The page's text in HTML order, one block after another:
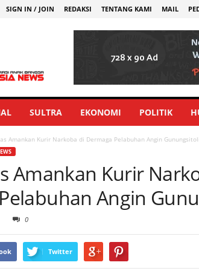
SIGN IN / JOIN REDAKSI TENTANG KAMI MAIL
SULTRA EKONOMI POLITIK
Amankan Kurir Narkoba di Dermaga Pelabuhan Angin Gunungsitoli
Amankan Kurir
Angin
0
Twitter